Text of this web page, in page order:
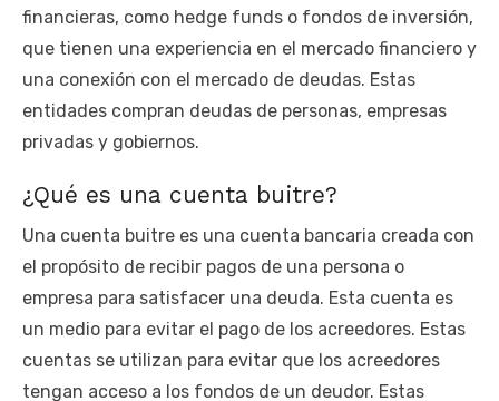
financieras, como hedge funds o fondos de inversión,
que tienen una experiencia en el mercado financiero y
una conexión con el mercado de deudas. Estas
entidades compran deudas de personas, empresas
privadas y gobiernos.
¿Qué es una cuenta buitre?
Una cuenta buitre es una cuenta bancaria creada con
el propósito de recibir pagos de una persona o
empresa para satisfacer una deuda. Esta cuenta es
un medio para evitar el pago de los acreedores. Estas
cuentas se utilizan para evitar que los acreedores
tengan acceso a los fondos de un deudor. Estas